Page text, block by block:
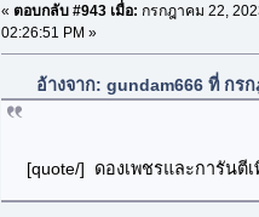
« ตอบกลับ #943 เมื่อ: กรกฎาคม 22,
02:26:51 PM »
อ้างจาก: gundam666 ที่ กร
[quote/] ดองเพชรและการันตี